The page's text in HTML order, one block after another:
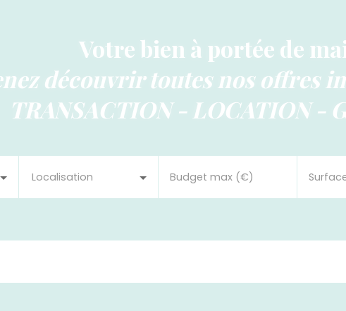
Votre bien à portée de
découvrir toutes nos offres
TRANSACTION - LOCATION -
Localisation Budget max (€)